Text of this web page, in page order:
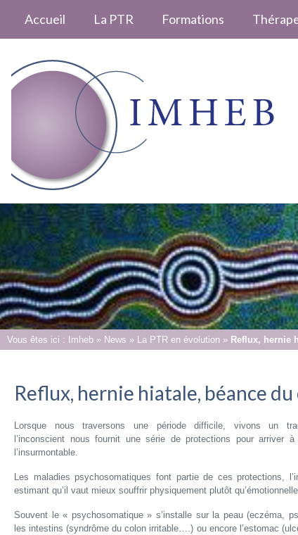
Accueil La PTR Formations
Vous êtes ici : Imheb » News » La PTR en évolution » Reflux, hernie
Reflux, hernie hiatale, béance
Lorsque nous traversons une période difficile, vivons un
l’inconscient nous fournit une série de protections pour arriver à
l’insurmontable.
Les maladies psychosomatiques font partie de ces protections,
estimant qu’il vaut mieux souffrir physiquement plutôt
Souvent le « psychosomatique » s’installe sur la peau (eczéma,
les intestins (syndrôme du colon irritable….) ou encore l’estomac